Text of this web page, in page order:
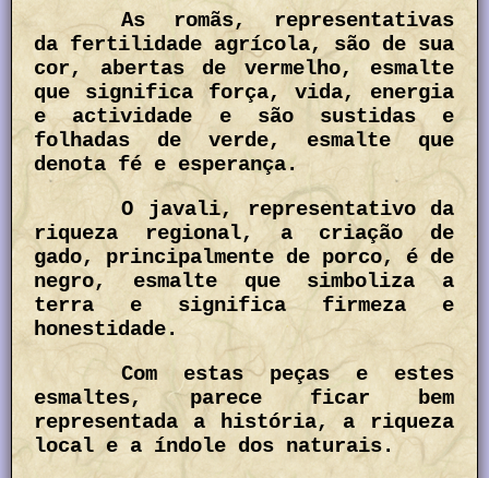
As romãs, representativas
da fertilidade agrícola, são de sua
cor, abertas de vermelho, esmalte
que significa força, vida, energia
e actividade e são sustidas e
folhadas de verde, esmalte que
denota fé e esperança.
O javali, representativo da
riqueza regional, a criação de
gado, principalmente de porco, é de
negro, esmalte que simboliza a
terra e significa firmeza e
honestidade.
Com estas peças e estes
esmaltes, parece ficar bem
representada a história, a riqueza
local e a índole dos naturais.